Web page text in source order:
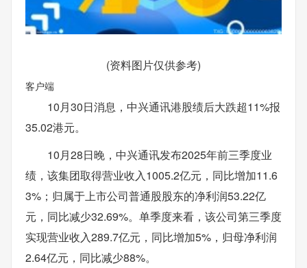
(资料图片仅供参考)
客户端
10月30日消息，中兴通讯港股绩后大跌超11%报
35.02港元。
10月28日晚，中兴通讯发布2025年前三季度业
绩，该集团取得营业收入1005.2亿元，同比增加11.6
3%；归属于上市公司普通股股东的净利润53.22亿
元，同比减少32.69%。单季度来看，该公司第三季度
实现营业收入289.7亿元，同比增加5%，归母净利润
2.64亿元，同比减少88%。